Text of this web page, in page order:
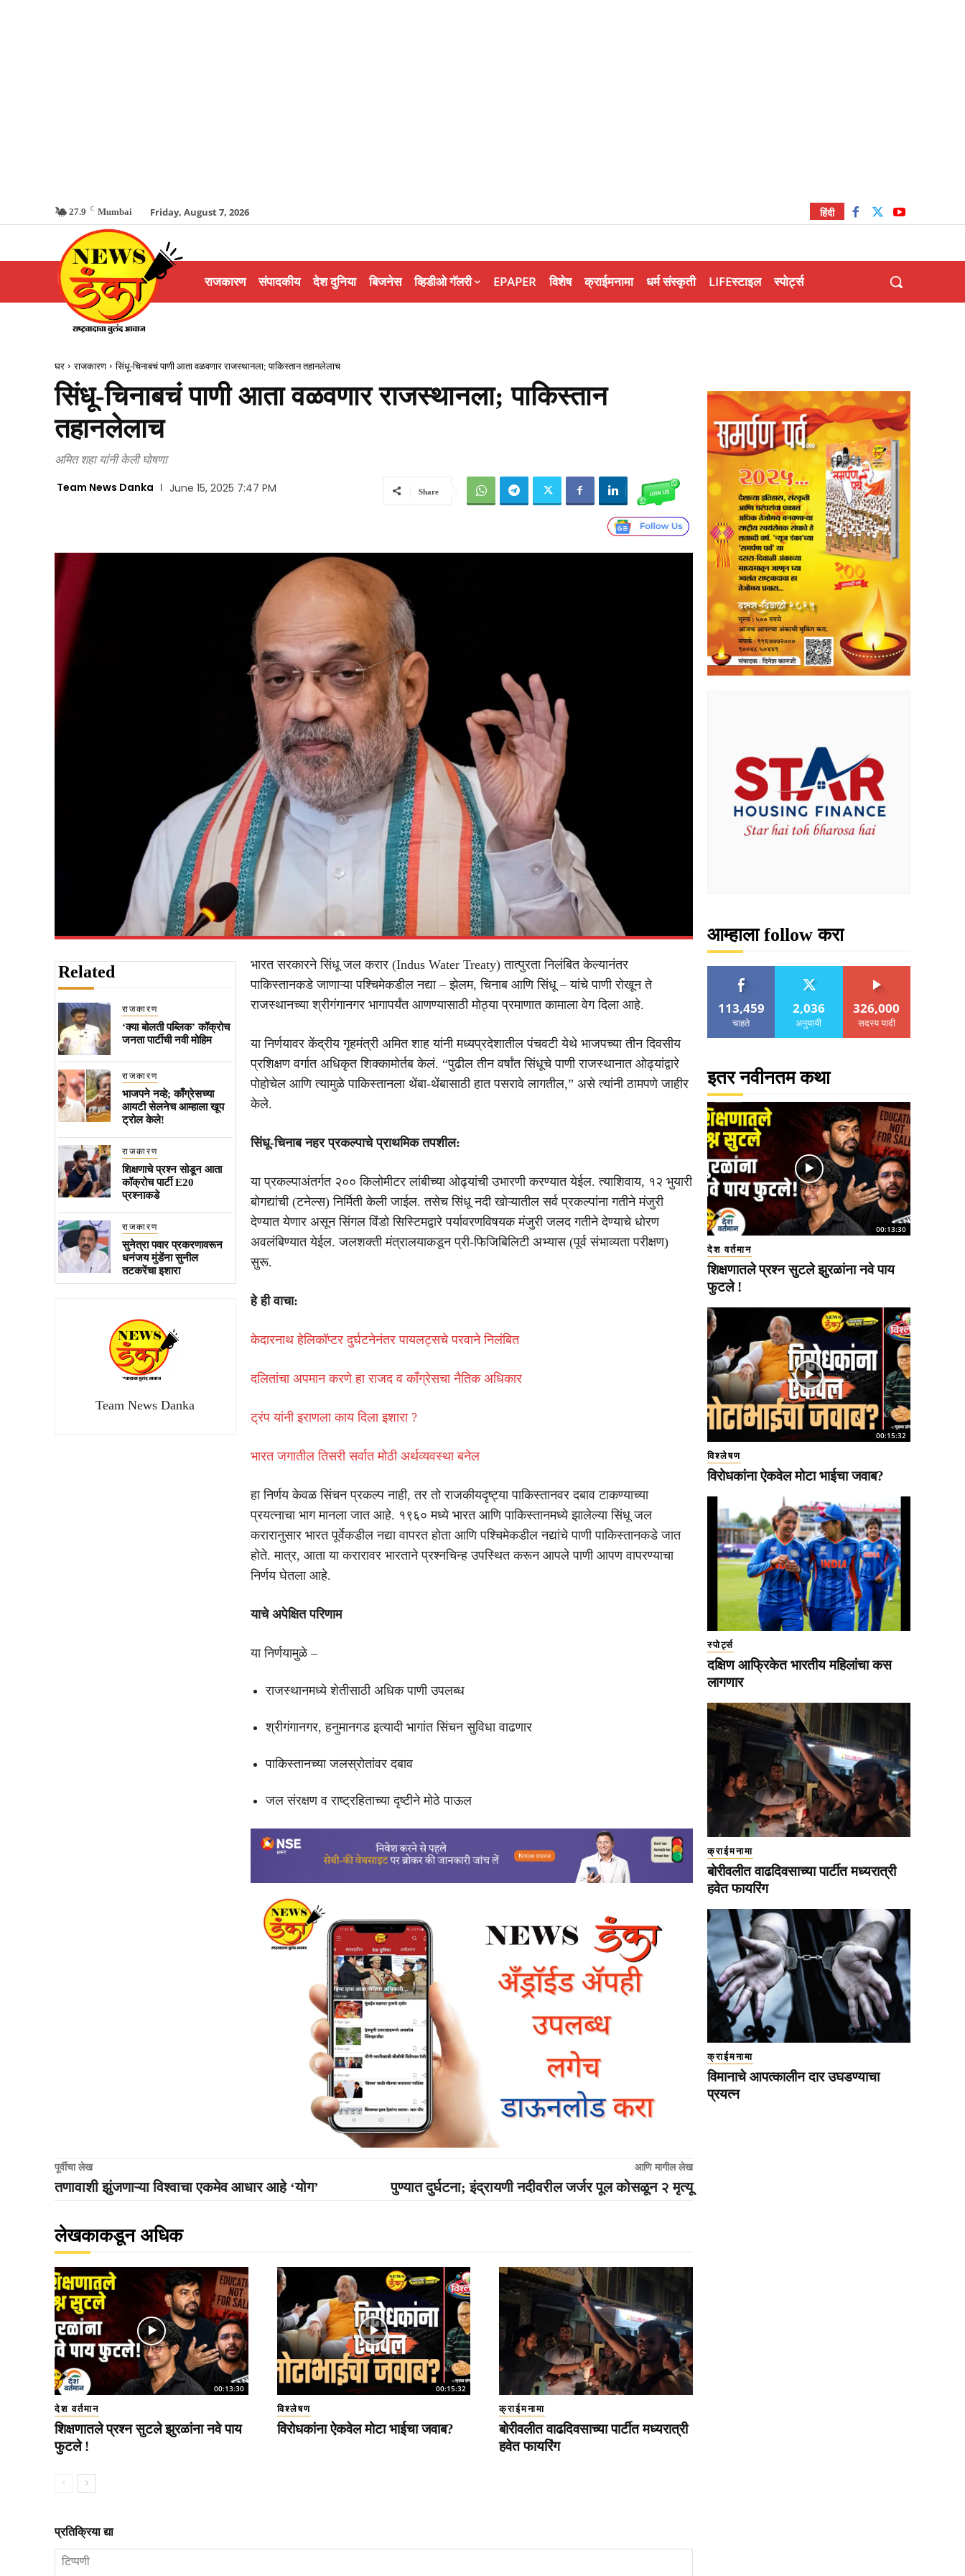
27.9 C Mumbai Friday, August 7, 2026 हिंदी
राजकारण संपादकीय देश दुनिया बिजनेस व्हिडीओ गॅलरी EPAPER विशेष क्राईमनामा धर्म संस्कृती LIFEस्टाइल स्पोर्ट्स
घर राजकारण सिंधू-चिनाबचं पाणी आता वळवणार राजस्थानला; पाकिस्तान तहानलेलाच
सिंधू-चिनाबचं पाणी आता वळवणार राजस्थानला; पाकिस्तान
तहानलेलाच
अमित शहा यांनी केली घोषणा
Team News Danka June 15, 2025 7:47 PM Share
Related
राजकारण
‘क्या बोलती पब्लिक’ कॉक्रोच
जनता पार्टीची नवी मोहिम
राजकारण
भाजपने नव्हे; काँग्रेसच्या
आयटी सेलनेच आम्हाला खूप
ट्रोल केले!
राजकारण
शिक्षणाचे प्रश्न सोडून आता
कॉक्रोच पार्टी E20
प्रश्नाकडे
राजकारण
सुनेत्रा पवार प्रकरणावरून
धनंजय मुंडेंना सुनील
तटकरेंचा इशारा
Team News Danka
भारत सरकारने सिंधू जल करार (Indus Water Treaty) तात्पुरता निलंबित केल्यानंतर
पाकिस्तानकडे जाणाऱ्या पश्चिमेकडील नद्या – झेलम, चिनाब आणि सिंधू – यांचे पाणी रोखून ते
राजस्थानच्या श्रीगंगानगर भागापर्यंत आणण्यासाठी मोठ्या प्रमाणात कामाला वेग दिला आहे.
या निर्णयावर केंद्रीय गृहमंत्री अमित शाह यांनी मध्यप्रदेशातील पंचवटी येथे भाजपच्या तीन दिवसीय
प्रशिक्षण वर्गात अधिकृत शिक्कामोर्तब केलं. “पुढील तीन वर्षांत सिंधूचे पाणी राजस्थानात ओढ्यांद्वारे
पोहोचेल आणि त्यामुळे पाकिस्तानला थेंबा-थेंबासाठी हात पसरावे लागतील,” असे त्यांनी ठामपणे जाहीर
केले.
सिंधू-चिनाब नहर प्रकल्पाचे प्राथमिक तपशील:
या प्रकल्पाअंतर्गत २०० किलोमीटर लांबीच्या ओढ्यांची उभारणी करण्यात येईल. त्याशिवाय, १२ भुयारी
बोगद्यांची (टनेल्स) निर्मिती केली जाईल. तसेच सिंधू नदी खोऱ्यातील सर्व प्रकल्पांना गतीने मंजुरी
देण्यात येणार असून सिंगल विंडो सिस्टिमद्वारे पर्यावरणविषयक मंजुरी जलद गतीने देण्याचे धोरण
अवलंबिण्यात येईल. जलशक्ती मंत्रालयाकडून प्री-फिजिबिलिटी अभ्यास (पूर्व संभाव्यता परीक्षण)
सुरू.
हे ही वाचा:
केदारनाथ हेलिकॉप्टर दुर्घटनेनंतर पायलट्सचे परवाने निलंबित
दलितांचा अपमान करणे हा राजद व काँग्रेसचा नैतिक अधिकार
ट्रंप यांनी इराणला काय दिला इशारा ?
भारत जगातील तिसरी सर्वात मोठी अर्थव्यवस्था बनेल
हा निर्णय केवळ सिंचन प्रकल्प नाही, तर तो राजकीयदृष्ट्या पाकिस्तानवर दबाव टाकण्याच्या
प्रयत्नाचा भाग मानला जात आहे. १९६० मध्ये भारत आणि पाकिस्तानमध्ये झालेल्या सिंधू जल
करारानुसार भारत पूर्वेकडील नद्या वापरत होता आणि पश्चिमेकडील नद्यांचे पाणी पाकिस्तानकडे जात
होते. मात्र, आता या करारावर भारताने प्रश्नचिन्ह उपस्थित करून आपले पाणी आपण वापरण्याचा
निर्णय घेतला आहे.
याचे अपेक्षित परिणाम
या निर्णयामुळे –
राजस्थानमध्ये शेतीसाठी अधिक पाणी उपलब्ध
श्रीगंगानगर, हनुमानगड इत्यादी भागांत सिंचन सुविधा वाढणार
पाकिस्तानच्या जलस्रोतांवर दबाव
जल संरक्षण व राष्ट्रहिताच्या दृष्टीने मोठे पाऊल
पूर्वीचा लेख
तणावाशी झुंजणाऱ्या विश्वाचा एकमेव आधार आहे ‘योग’
आणि मागील लेख
पुण्यात दुर्घटना; इंद्रायणी नदीवरील जर्जर पूल कोसळून २ मृत्यू
लेखकाकडून अधिक
00:13:30
देश वर्तमान
शिक्षणातले प्रश्न सुटले झुरळांना नवे पाय
फुटले !
00:15:32
विश्लेषण
विरोधकांना ऐकवेल मोटा भाईचा जवाब?
क्राईमनामा
बोरीवलीत वाढदिवसाच्या पार्टीत मध्यरात्री
हवेत फायरिंग
प्रतिक्रिया द्या
आम्हाला follow करा
113,459
चाहते
2,036
अनुयायी
326,000
सदस्य यादी
इतर नवीनतम कथा
00:13:30
देश वर्तमान
शिक्षणातले प्रश्न सुटले झुरळांना नवे पाय
फुटले !
00:15:32
विश्लेषण
विरोधकांना ऐकवेल मोटा भाईचा जवाब?
स्पोर्ट्स
दक्षिण आफ्रिकेत भारतीय महिलांचा कस
लागणार
क्राईमनामा
बोरीवलीत वाढदिवसाच्या पार्टीत मध्यरात्री
हवेत फायरिंग
क्राईमनामा
विमानाचे आपत्कालीन दार उघडण्याचा
प्रयत्न